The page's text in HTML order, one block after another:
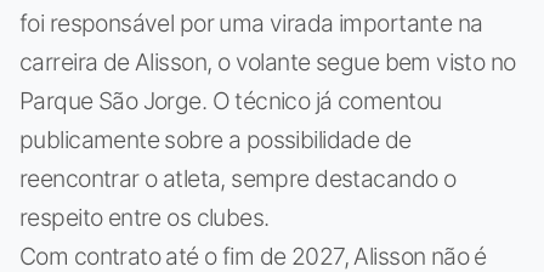
foi responsável por uma virada importante na
carreira de Alisson, o volante segue bem visto no
Parque São Jorge. O técnico já comentou
publicamente sobre a possibilidade de
reencontrar o atleta, sempre destacando o
respeito entre os clubes.
Com contrato até o fim de 2027, Alisson não é